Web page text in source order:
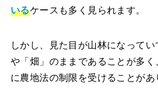
いるケースも多く見られます。
しかし、見た目が山林になってい
や「畑」のままであることが多
に農地法の制限を受けることがあ